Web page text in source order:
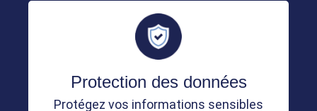
Protection des données
Protégez vos informations sensibles